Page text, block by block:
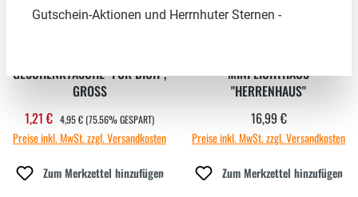
GESCHENKTASCHE "FÜR DICH",
GROSS
Verkaufspreis:
1,21 € REGULÄRER PREIS:
4,95 € (75.56% GESPART)
Preise inkl. MwSt. zzgl. Versandkosten
Zum Merkzettel hinzufügen
MINI LICHTHAUS
"HERRENHAUS"
Regulärer Preis:
16,99 €
Preise inkl. MwSt. zzgl. Versandkosten
Zum Merkzettel hinzufügen
Gutschein-Aktionen und Herrnhuter Sternen -